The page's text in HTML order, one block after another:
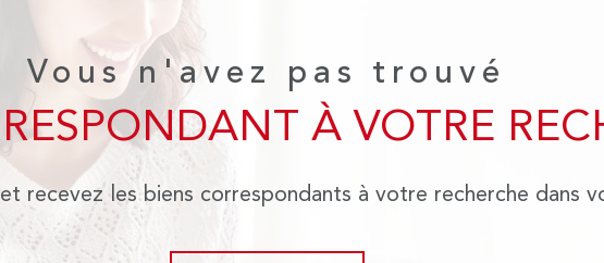
Vous n'avez pas trouvé
À VOTRE
recevez les biens correspondants à votre recherche dans